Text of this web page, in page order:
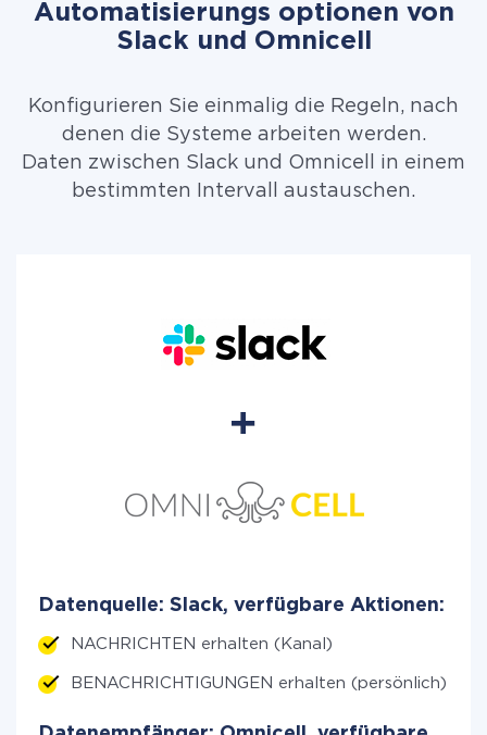
Automatisierungs optionen von
Slack und Omnicell
Konfigurieren Sie einmalig die Regeln, nach
denen die Systeme arbeiten werden.
Daten zwischen Slack und Omnicell in einem
bestimmten Intervall austauschen.
Datenquelle: Slack, verfügbare Aktionen:
NACHRICHTEN erhalten (Kanal)
BENACHRICHTIGUNGEN erhalten (persönlich)